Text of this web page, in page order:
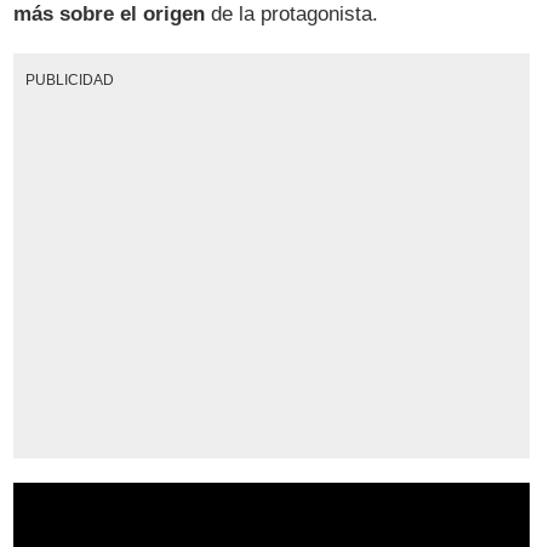
más sobre el origen de la protagonista.
PUBLICIDAD